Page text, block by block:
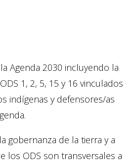
Agenda 2030 incluyendo la
1, 2, 5, 15 y 16 vinculados
indígenas y defensores/as
gobernanza de la tierra y a
los ODS son transversales a